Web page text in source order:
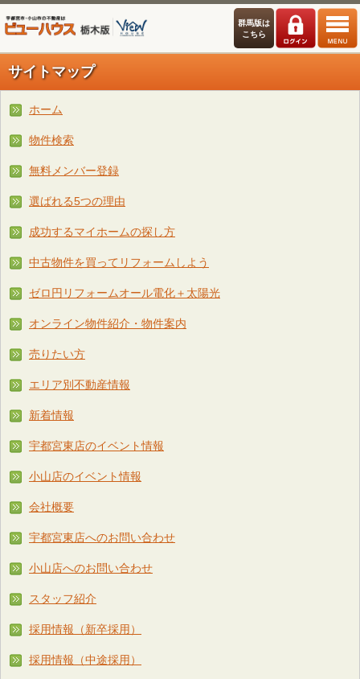
群馬版は
こちら
サイトマップ
ホーム
物件検索
無料メンバー登録
選ばれる5つの理由
成功するマイホームの探し方
中古物件を買ってリフォームしよう
ゼロ円リフォームオール電化＋太陽光
オンライン物件紹介・物件案内
売りたい方
エリア別不動産情報
新着情報
宇都宮東店のイベント情報
小山店のイベント情報
会社概要
宇都宮東店へのお問い合わせ
小山店へのお問い合わせ
スタッフ紹介
採用情報（新卒採用）
採用情報（中途採用）